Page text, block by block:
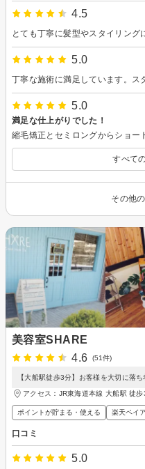
4.5
5.0
5.0
満足な仕上がりでした！
すべて
その他
美容室SHARE
4.6
(51件)
【大船駅徒歩3分】お客様を大切に落
アクセス：JR東海道本線 大船駅 徒歩
ポイントが貯まる・使える 楽天ペイ
口コミ
5.0